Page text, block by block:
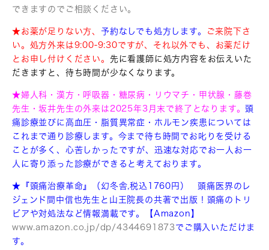
できますのでご相談ください。
★お薬が足りない方、 予約なしでも処方します。
ご来院下さ
い。処方外来は9:00-9:30ですが、それ以外でも、お薬だけ
とお申し付けください。 先に看護師に処方内容をお伝えいた
だきますと、待ち時間が少なくなります。
★婦人科・漢方・呼吸器・糖尿病・リウマチ・甲状腺・藤巻
先生・坂井先生の外来は2025年3月末で終了となります。頭
痛診療並びに高血圧・脂質異常症・ホルモン疾患については
これまで通り診療します。今まで待ち時間でお叱りを受ける
ことが多く、心苦しかったですが、迅速な対応でお一人お一
人に寄り添った診療ができると考えております。
★『頭痛治療革命』（幻冬舎,税込1760円） 頭痛医界のレ
ジェンド間中信也先生と山王院長の共著で出版！ 頭痛のトリ
ビアや対処法など情報満載です。【Amazon】
www.amazon.co.jp/dp/4344691873 でご購入いただけま
す。